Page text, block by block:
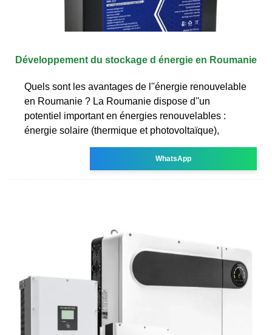
Développement du stockage d énergie en Roumanie
Quels sont les avantages de l''énergie renouvelable
en Roumanie ? La Roumanie dispose d''un
potentiel important en énergies renouvelables :
énergie solaire (thermique et photovoltaïque),
WhatsApp